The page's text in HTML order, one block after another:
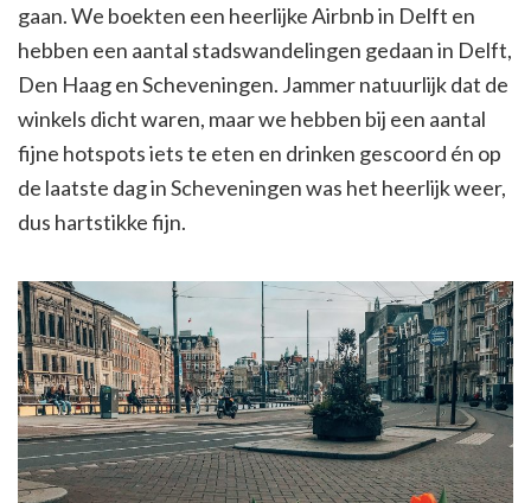
gaan. We boekten een heerlijke Airbnb in Delft en
hebben een aantal stadswandelingen gedaan in Delft,
Den Haag en Scheveningen. Jammer natuurlijk dat de
winkels dicht waren, maar we hebben bij een aantal
fijne hotspots iets te eten en drinken gescoord én op
de laatste dag in Scheveningen was het heerlijk weer,
dus hartstikke fijn.